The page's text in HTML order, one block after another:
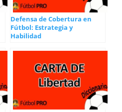
Defensa de Cobertura en
Fútbol: Estrategia y
Habilidad